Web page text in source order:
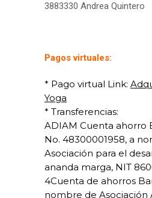
3883330 Andrea Quintero
Pagos virtuales:
* Pago virtual Link:
Yoga
* Transferencias:
ADIAM Cuenta ahorro
No. 48300001958, a
Asociación para el
ananda marga, NIT
4Cuenta de ahorros
nombre de Asociación